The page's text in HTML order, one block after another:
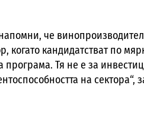
че
когато кандидатстват по
програма. Тя не е за
на сектора“,